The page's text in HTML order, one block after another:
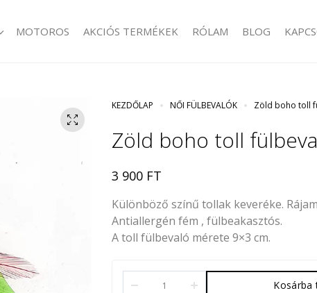
MOTOROS AKCIÓS TERMÉKEK RÓLAM BLOG
KEZDŐLAP NŐI FÜLBEVALÓK Zöld boho toll
Zöld boho toll
3 900 FT
Különböző színű tollak keveréke.
Antiallergén fém , fülbeakasztós.
A toll fülbevaló mérete 9×3 cm.
Kosárba